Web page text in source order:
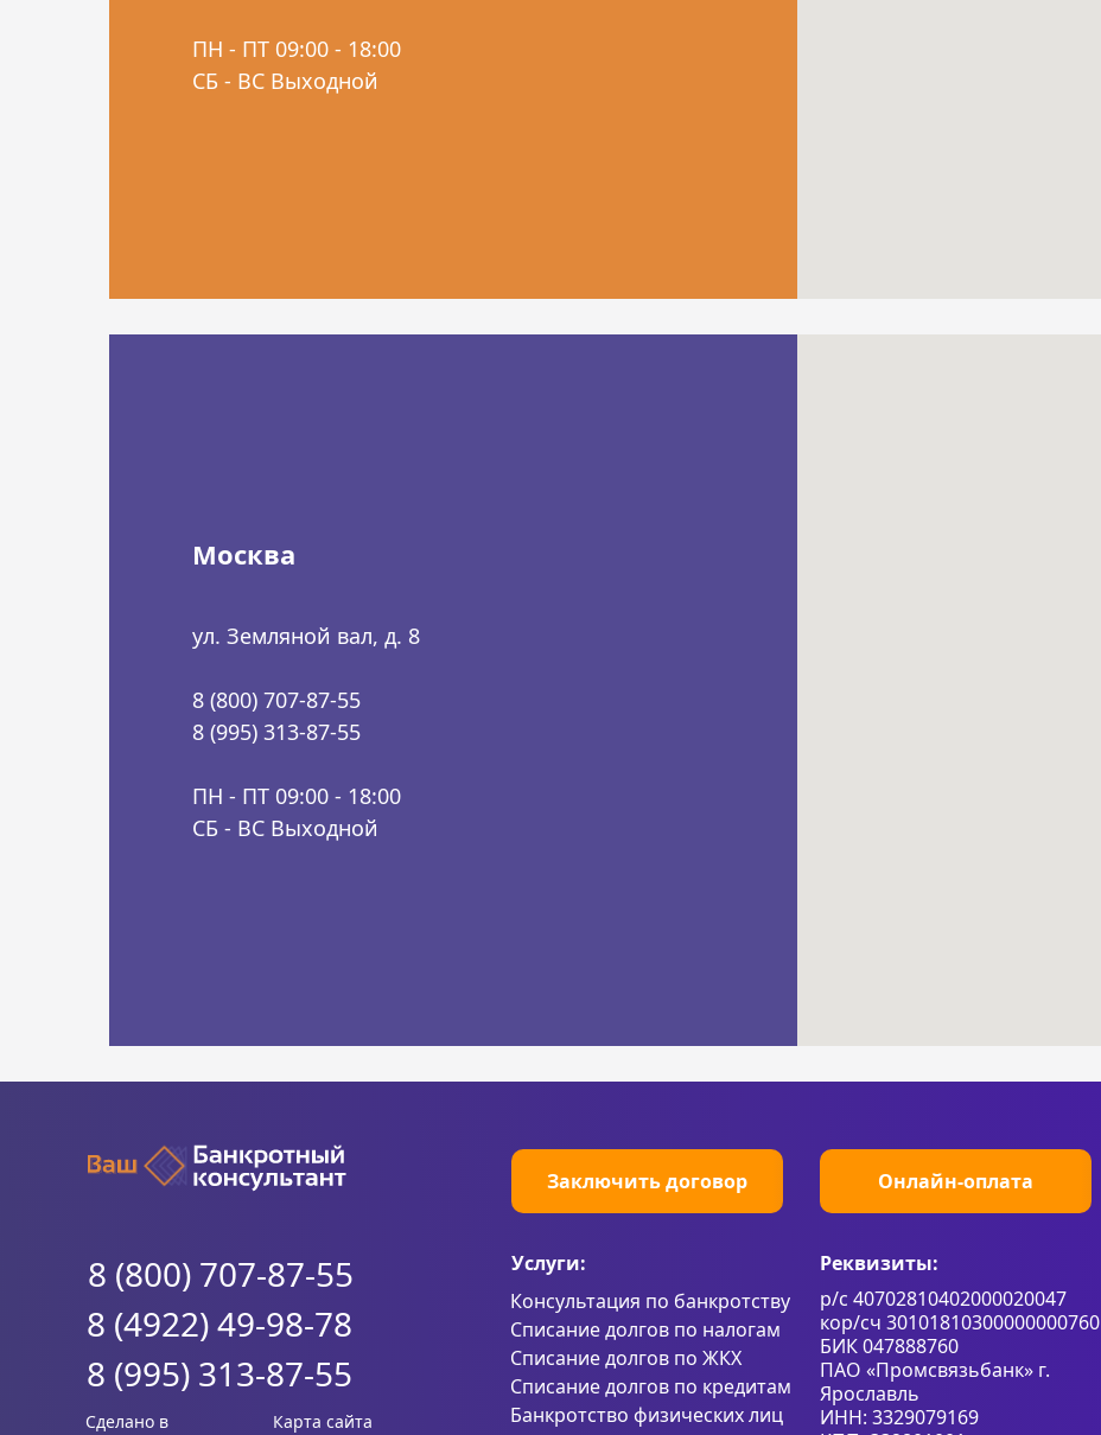
ПН - ПТ 09:00 - 18:00
СБ - ВС Выходной
Москва
ул. Земляной вал, д. 8
8 (800) 707-87-55
8 (995) 313-87-55
ПН - ПТ 09:00 - 18:00
СБ - ВС Выходной
8 (800) 707-87-55
8 (4922) 49-98-78
Реквизиты:
р/с 40702810402000020047
кор/сч 30101810300000000760
БИК 047888760
ПАО «Промсвязьбанк» г.
Ярославль
ИНН: 3329079169
Заключить договор Онлайн-оплата
8 (995) 313-87-55
Сделано в
Карта сайта
Услуги:
Консультация по банкротству
Списание долгов по налогам
Списание долгов по ЖКХ
Списание долгов по кредитам
Банкротство физических лиц